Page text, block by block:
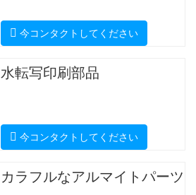
今コンタクトしてください
水転写印刷部品
今コンタクトしてください
カラフルなアルマイトパーツ